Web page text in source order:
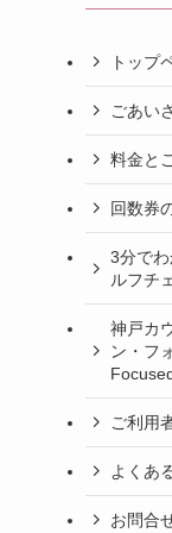
トップ
ごあい
料金と
回数券
3分で
ルフチ
神戸カ
ン・フ
ご利用
よくあ
お問合